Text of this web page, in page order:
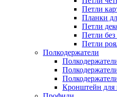
Петли
Планки
Петли
Петли без
Петли
Полкодержатели
Кронштейн для